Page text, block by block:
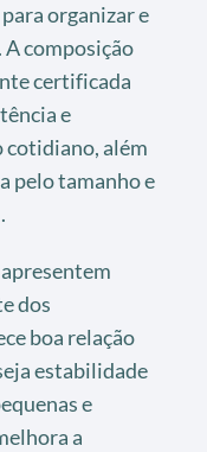
organizar e
composição
certificada
e
cotidiano, além
pelo tamanho e
dos
boa relação
estabilidade
e
a